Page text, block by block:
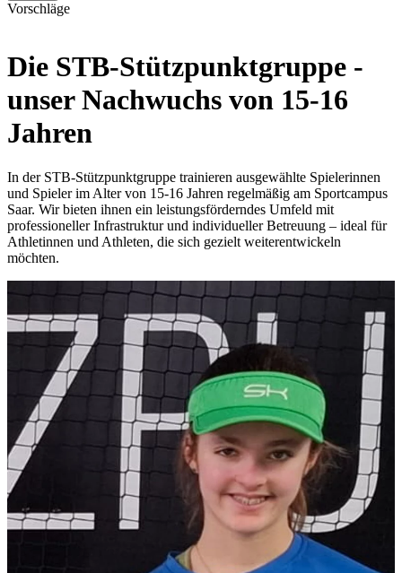
Vorschläge
Die STB-Stützpunktgruppe -
unser Nachwuchs von 15-16
Jahren
In der STB-Stützpunktgruppe trainieren ausgewählte Spielerinnen
und Spieler im Alter von 15-16 Jahren regelmäßig am Sportcampus
Saar. Wir bieten ihnen ein leistungsförderndes Umfeld mit
professioneller Infrastruktur und individueller Betreuung – ideal für
Athletinnen und Athleten, die sich gezielt weiterentwickeln
möchten.